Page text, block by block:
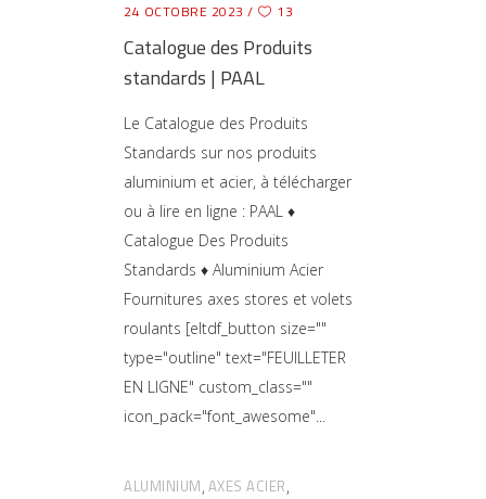
24 OCTOBRE 2023 13
Catalogue des Produits
standards | PAAL
Le Catalogue des Produits
Standards sur nos produits
aluminium et acier, à télécharger
ou à lire en ligne : PAAL ♦
Catalogue Des Produits
Standards ♦ Aluminium Acier
Fournitures axes stores et volets
roulants [eltdf_button size=""
type="outline" text="FEUILLETER
EN LIGNE" custom_class=""
icon_pack="font_awesome"
ALUMINIUM, AXES ACIER,